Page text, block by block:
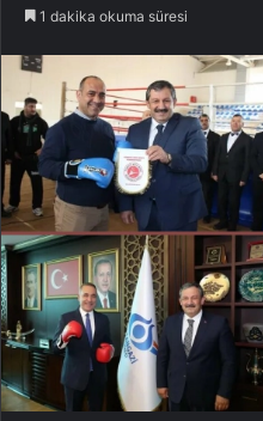
1 dakika okuma süresi